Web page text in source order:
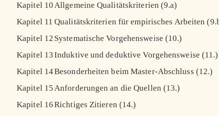
Kapitel 10Allgemeine Qualitätskriterien (9.a)
Kapitel 11 Qualitätskriterien für empirisches Arbeiten
Kapitel 12 Systematische Vorgehensweise (10.)
Kapitel 13Induktive und deduktive Vorgehensweise (11.)
Kapitel 14Besonderheiten beim Master-Abschluss (12.)
Kapitel 15Anforderungen an die Quellen (13.)
Kapitel 16Richtiges Zitieren (14.)